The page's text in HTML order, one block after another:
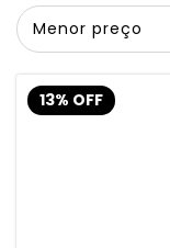
13% OFF